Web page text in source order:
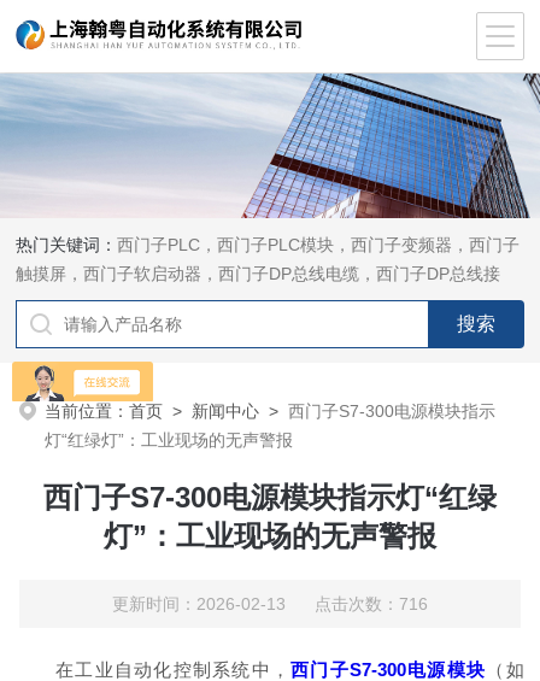
热门关键词：西门子PLC，西门子PLC模块，西门子变频器，西门子
触摸屏，西门子软启动器，西门子DP总线电缆，西门子DP总线接
头，西门子CP通讯网卡，西门子数控系统及停产备件
当前位置：首页 > 新闻中心 >西门子S7-300电源模块指示
灯“红绿灯”：工业现场的无声警报
西门子S7-300电源模块指示灯“红绿
灯”：工业现场的无声警报
更新时间：2026-02-13 点击次数：716
在工业自动化控制系统中，西门子S7-300电源模块 （如